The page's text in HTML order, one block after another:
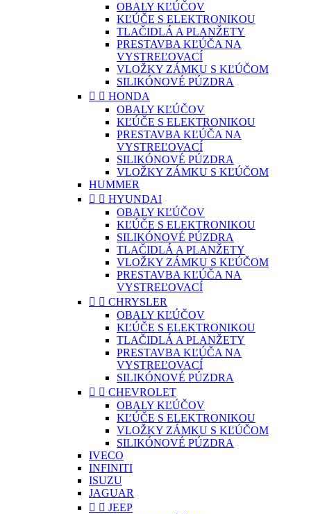
OBALY KĽÚČOV
KĽÚČE S ELEKTRONIKOU
TLAČIDLÁ A PLANŽETY
PRESTAVBA KĽÚČA NA
VYSTREĽOVACÍ
VLOŽKY ZÁMKU S KĽÚČOM
SILIKÓNOVÉ PÚZDRA
  HONDA
OBALY KĽÚČOV
KĽÚČE S ELEKTRONIKOU
PRESTAVBA KĽÚČA NA
VYSTREĽOVACÍ
SILIKÓNOVÉ PÚZDRA
VLOŽKY ZÁMKU S KĽÚČOM
HUMMER
  HYUNDAI
OBALY KĽÚČOV
KĽÚČE S ELEKTRONIKOU
SILIKÓNOVÉ PÚZDRA
TLAČIDLÁ A PLANŽETY
VLOŽKY ZÁMKU S KĽÚČOM
PRESTAVBA KĽÚČA NA
VYSTREĽOVACÍ
  CHRYSLER
OBALY KĽÚČOV
KĽÚČE S ELEKTRONIKOU
TLAČIDLÁ A PLANŽETY
PRESTAVBA KĽÚČA NA
VYSTREĽOVACÍ
SILIKÓNOVÉ PÚZDRA
  CHEVROLET
OBALY KĽÚČOV
KĽÚČE S ELEKTRONIKOU
VLOŽKY ZÁMKU S KĽÚČOM
SILIKÓNOVÉ PÚZDRA
IVECO
INFINITI
ISUZU
JAGUAR
  JEEP